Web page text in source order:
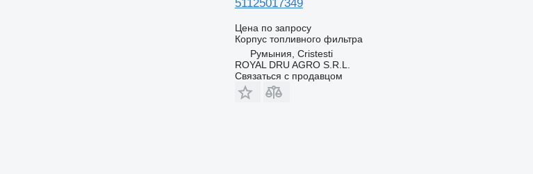
51125017349
Цена по запросу
Корпус топливного фильтра
Румыния, Cristesti
ROYAL DRU AGRO S.R.L.
Связаться с продавцом